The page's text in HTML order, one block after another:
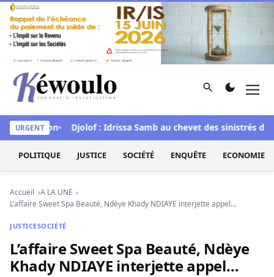
Aller au contenu
Kéwoulo, le premier site d'information et d'investigation
Rechercher
URGENT
situation Djolof : Idrissa Samb au chevet des sinistrés de
POLITIQUE JUSTICE SOCIÉTÉ ENQUÊTE ECONOMIE
Accueil
A LA UNE
L’affaire Sweet Spa Beauté, Ndèye Khady NDIAYE interjette appel…
JUSTICESOCIÉTÉ
L’affaire Sweet Spa Beauté, Ndèye
Khady NDIAYE interjette appel…